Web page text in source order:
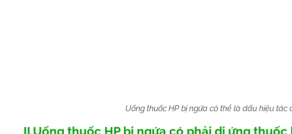
Uống thuốc HP bị ngứa có thể là dấu hiệu tác